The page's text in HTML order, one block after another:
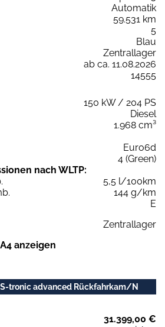
Automatik
59.531 km
5
Blau
Zentrallager
ab ca. 11.08.2026
14555
150 kW / 204 PS
Diesel
1.968 cm³
Euro6d
4 (Green)
nach WLTP:
5,5 l/100km
144 g/km
E
Zentrallager
anzeigen
S-tronic advanced Rückfahrkam/N
31.399,00 €